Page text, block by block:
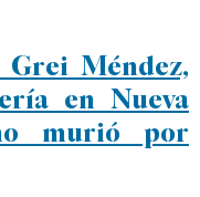
Méndez,
en Nueva
murió por